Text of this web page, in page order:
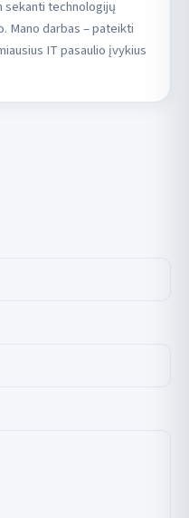
sekanti technologijų
Mano darbas – pateikti
IT pasaulio įvykius